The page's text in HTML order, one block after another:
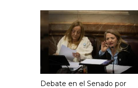
Debate en el Senado por